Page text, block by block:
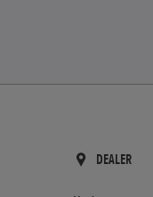
DEALER